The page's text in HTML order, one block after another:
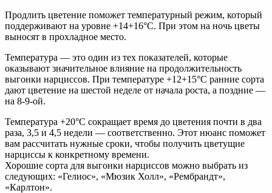
Продлить цветение поможет температурный режим, который
поддерживают на уровне +14+16°С. При этом на ночь цветы
выносят в прохладное место.
Температура — это один из тех показателей, которые
оказывают значительное влияние на продолжительность
выгонки нарциссов. При температуре +12+15°С ранние сорта
дают цветение на шестой неделе от начала роста, а поздние —
на 8-9-ой.
Температура +20°С сокращает время до цветения почти в два
раза, 3,5 и 4,5 недели — соответственно. Этот нюанс поможет
вам рассчитать нужные сроки, чтобы получить цветущие
нарциссы к конкретному времени.
Хорошие сорта для выгонки нарциссов можно выбрать из
следующих: «Гелиос», «Мюзик Холл», «Рембрандт»,
«Карлтон».